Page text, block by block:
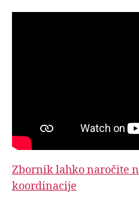
Zbornik lahko naročite
koordinacije